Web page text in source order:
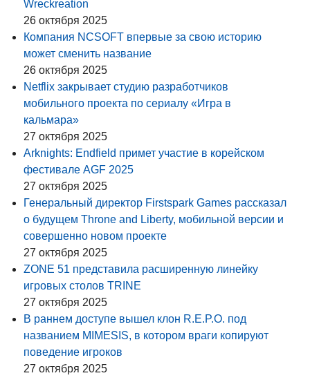
Wreckreation
26 октября 2025
Компания NCSOFT впервые за свою историю
может сменить название
26 октября 2025
Netflix закрывает студию разработчиков
мобильного проекта по сериалу «Игра в
кальмара»
27 октября 2025
Arknights: Endfield примет участие в корейском
фестивале AGF 2025
27 октября 2025
Генеральный директор Firstspark Games рассказал
о будущем Throne and Liberty, мобильной версии и
совершенно новом проекте
27 октября 2025
ZONE 51 представила расширенную линейку
игровых столов TRINE
27 октября 2025
В раннем доступе вышел клон R.E.P.O. под
названием MIMESIS, в котором враги копируют
поведение игроков
27 октября 2025